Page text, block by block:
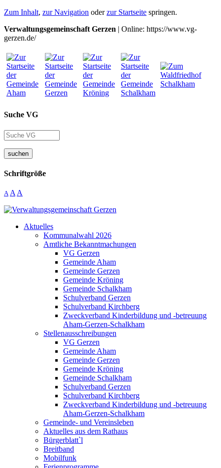
Zum Inhalt, zur Navigation oderzur Startseite springen.
Verwaltungsgemeinschaft Gerzen | Online: https://www.vg-
gerzen.de/
Suche VG
suchen
Schriftgröße
A A A
Aktuelles
Kommunalwahl 2026
Amtliche Bekanntmachungen
VG Gerzen
Gemeinde Aham
Gemeinde Gerzen
Gemeinde Kröning
Gemeinde Schalkham
Schulverband Gerzen
Schulverband Kirchberg
Zweckverband Kinderbildung und -betreuung
Aham-Gerzen-Schalkham
Stellenausschreibungen
VG Gerzen
Gemeinde Aham
Gemeinde Gerzen
Gemeinde Kröning
Gemeinde Schalkham
Schulverband Gerzen
Schulverband Kirchberg
Zweckverband Kinderbildung und -betreuung
Aham-Gerzen-Schalkham
Gemeinde- und Vereinsleben
Aktuelles aus dem Rathaus
Bürgerblatt`l
Breitband
Mobilfunk